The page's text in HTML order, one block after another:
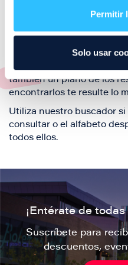
Permitir
Solo usar
también de nuestra oferta
podrás encontrar toda la
cada una de nuestras
también un plano de los
encontrarlos te resulte lo
Utiliza nuestro buscador
consultar o el alfabeto
todos ellos.
¡Entérate de
Suscríbete para
descuentos,